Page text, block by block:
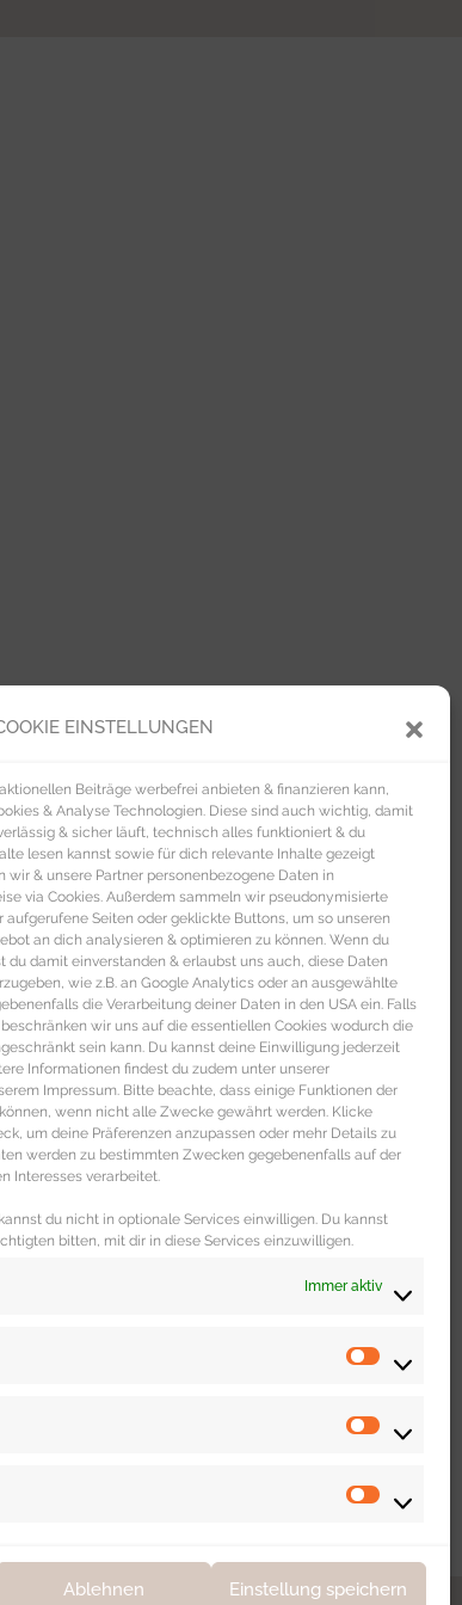
EINSTELLUNGEN
Beiträge werbefrei anbieten & finanzieren kann,
& Analyse Technologien. Diese sind auch wichtig, damit
& sicher läuft, technisch alles funktioniert & du
lesen kannst sowie für dich relevante Inhalte gezeigt
wir & unsere Partner personenbezogene Daten in
via Cookies. Außerdem sammeln wir pseudonymisierte
Seiten oder geklickte Buttons, um so unseren
an dich analysieren & optimieren zu können. Wenn du
damit einverstanden & erlaubst uns auch, diese Daten
wie z.B. an Google Analytics oder an ausgewählte
die Verarbeitung deiner Daten in den USA ein. Falls
wir uns auf die essentiellen Cookies wodurch die
sein kann. Du kannst deine Einwilligung jederzeit
Informationen findest du zudem unter unserer
Impressum. Bitte beachte, dass einige Funktionen der
wenn nicht alle Zwecke gewährt werden. Klicke
um deine Präferenzen anzupassen oder mehr Details zu
werden zu bestimmten Zwecken gegebenenfalls auf der
Interesses verarbeitet.
du nicht in optionale Services einwilligen. Du kannst
bitten, mit dir in diese Services einzuwilligen.
Immer aktiv
Ablehnen Einstellung speichern
mit dezenten
mit Kirschextrakt (10gr | 7 €).